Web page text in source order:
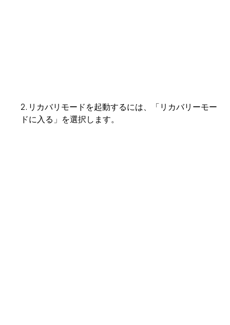
2. リカバリモードを起動するには、「リカバリーモー
ドに入る」を選択します。